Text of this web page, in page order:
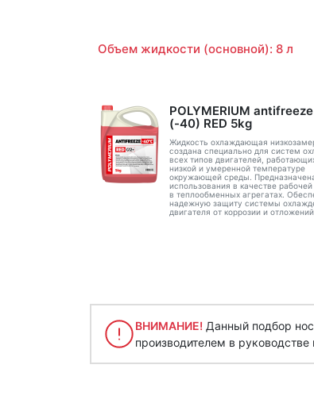
Объем жидкости (основной): 8 л
POLYMERIUM
(-40) RED 5kg
Жидкость охлаждающая
создана специально для систем
всех типов двигателей,
низкой и умеренной температуре
окружающей среды.
использования в качестве
в теплообменных агрегатах.
надежную защиту системы
двигателя от коррозии и отложений,
ВНИМАНИЕ! Данный подбор
производителем в